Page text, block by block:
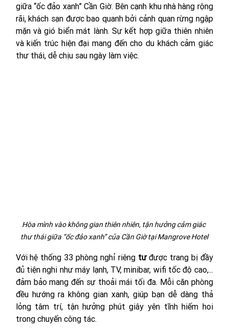
giữa “ốc đảo xanh” Cần Giờ. Bên cạnh khu nhà hàng rộng
rãi, khách sạn được bao quanh bởi cảnh quan rừng ngập
mặn và gió biển mát lành. Sự kết hợp giữa thiên nhiên
và kiến trúc hiện đại mang đến cho du khách cảm giác
thư thái, dễ chịu sau ngày làm việc.
Hòa mình vào không gian thiên nhiên, tận hưởng cảm giác
thư thái giữa “ốc đảo xanh” của Cần Giờ tại Mangrove Hotel
Với hệ thống 33 phòng nghỉ riêng tư được trang bị đầy
đủ tiện nghi như máy lạnh, TV, minibar, wifi tốc độ cao,...
đảm bảo mang đến sự thoải mái tối đa. Mỗi căn phòng
đều hướng ra không gian xanh, giúp bạn dễ dàng thả
lỏng tâm trí, tận hưởng phút giây yên tĩnh hiếm hoi
trong chuyến công tác.